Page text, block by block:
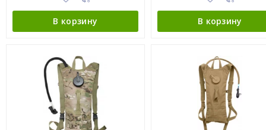
В корзину В корзину